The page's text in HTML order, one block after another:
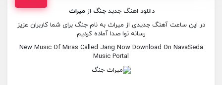
دانلود اهنگ جدیدجنگ ازمیراث
در این ساعت آهنگ جدیدی از میراث به نام جنگ برای شما کاربران عزیز
رسانه نوا صدا آماده کردیم
New Music Of Miras Called Jang Now Download On NavaSeda
Music Portal